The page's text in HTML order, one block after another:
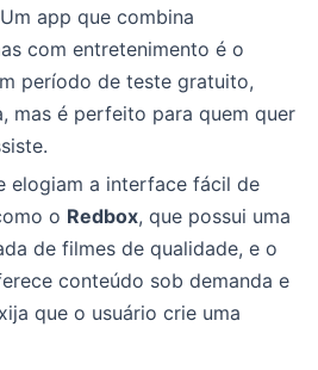
app que combina
com entretenimento é o
período de teste gratuito,
mas é perfeito para quem quer
elogiam a interface fácil de
o Redbox, que possui uma
de filmes de qualidade, e o
conteúdo sob demanda e
que o usuário crie uma